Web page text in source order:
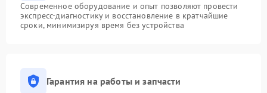
Современное оборудование и опыт позволяют провести
экспресс-диагностику и восстановление в кратчайшие
сроки, минимизируя время без устройства
Гарантия на работы и запчасти